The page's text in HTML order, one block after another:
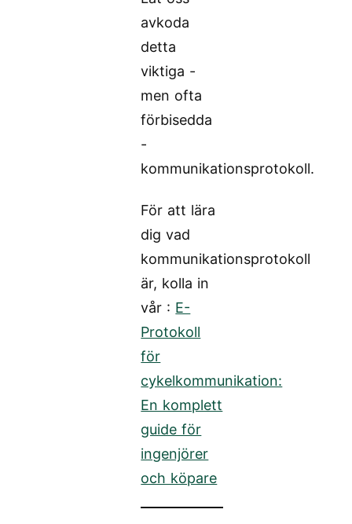
avkoda
detta
viktiga -
men ofta
förbisedda
-
kommunikationsprotokoll.
För att lära
dig vad
kommunikationsprotokoll
är, kolla in
vår : E-
Protokoll
för
cykelkommunikation:
En komplett
guide för
ingenjörer
och köpare